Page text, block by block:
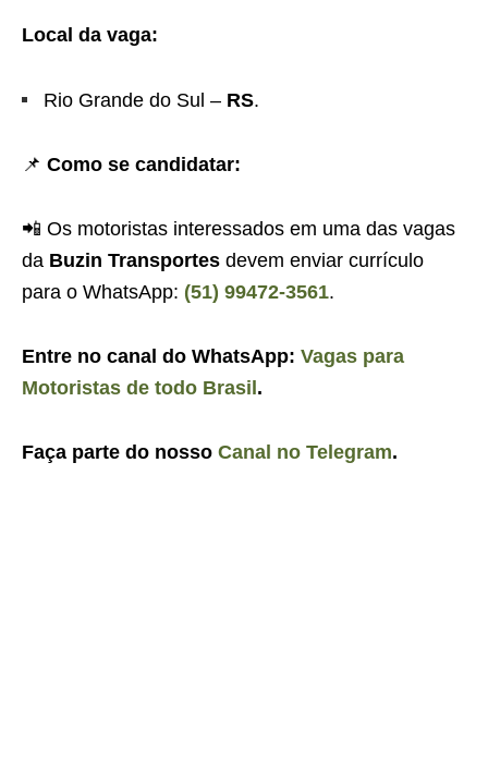
Local da vaga:
Rio Grande do Sul – RS.
📌 Como se candidatar:
📲 Os motoristas interessados em uma das vagas
da Buzin Transportes devem enviar currículo
para o WhatsApp: (51) 99472-3561.
Entre no canal do WhatsApp: Vagas para
Motoristas de todo Brasil.
Faça parte do nosso Canal no Telegram.